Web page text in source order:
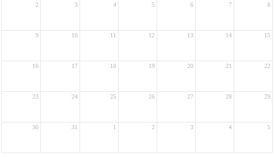
2 3 4 5 6 7 8
9 10 11 12 13 14 15
16 17 18 19 20 21 22
23 24 25 26 27 28 29
30 31 1 2 3 4 5